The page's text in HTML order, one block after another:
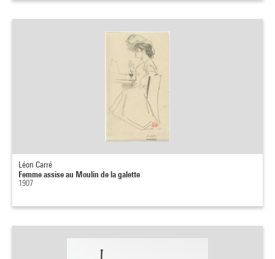
Léon Carré
Femme assise au Moulin de la galette
1907